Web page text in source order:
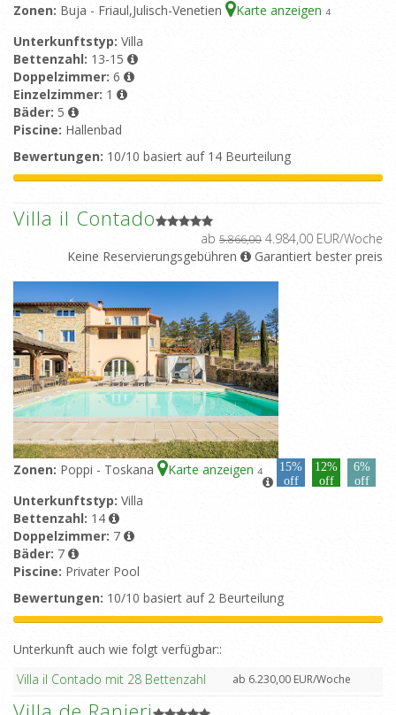
Zonen: Buja - Friaul,Julisch-Venetien Karte anzeigen 4
Unterkunftstyp: Villa
Bettenzahl: 13-15
Doppelzimmer: 6
Einzelzimmer: 1
Bäder: 5
Piscine: Hallenbad
Bewertungen: 10/10 basiert auf 14 Beurteilung
Villa il Contado
ab 5.866,00 4.984,00 EUR/Woche
Keine Reservierungsgebühren
Garantiert bester preis
Zonen: Poppi - Toskana Karte anzeigen 4
15%
off
12%
off
6%
off
Unterkunftstyp: Villa
Bettenzahl: 14
Doppelzimmer: 7
Bäder: 7
Piscine: Privater Pool
Bewertungen: 10/10 basiert auf 2 Beurteilung
Unterkunft auch wie folgt verfügbar::
Villa il Contado mit 28 Bettenzahl
ab 6.230,00 EUR/Woche